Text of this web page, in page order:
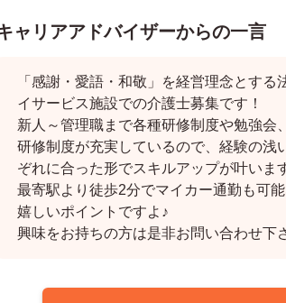
ャリアアドバイザーからの一言
「感謝・愛語・和敬」を経営理念とする
イサービス施設での介護士募集です！
新人～管理職まで各種研修制度や勉強会
研修制度が充実しているので、経験の浅
ぞれに合った形でスキルアップが叶いま
最寄駅より徒歩2分でマイカー通勤も可
嬉しいポイントですよ♪
興味をお持ちの方は是非お問い合わせ下